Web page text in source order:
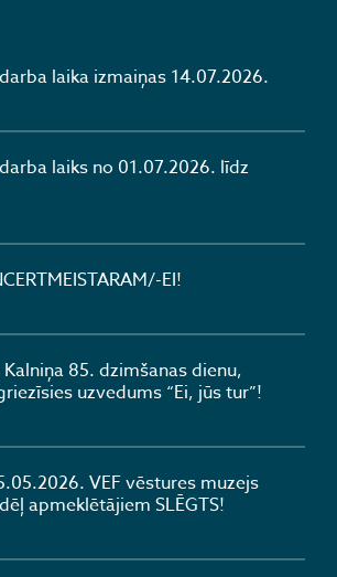
laika izmaiņas 14.07.2026.
laiks no 01.07.2026. līdz
EI!
85. dzimšanas dienu,
uzvedums “Ei, jūs tur”!
VEF vēstures muzejs
apmeklētājiem SLĒGTS!